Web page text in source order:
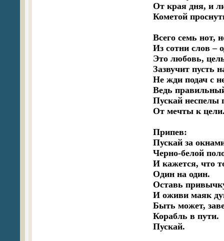
От края дня, и
Кометой
Всего семь нот,
Из сотни слов –
Это любовь,
Зазвучит пусть
Не жди подач с
Ведь
Пускай неспелы
От мечты к
Припев:
Пускай за
Черно-белой
И кажется, что
Один на один.
Оставь
И оживи маяк
Быть может,
Корабль в пути.
Пускай.